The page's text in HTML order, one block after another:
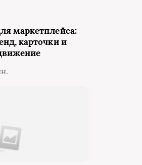
маркетплейса:
карточки и